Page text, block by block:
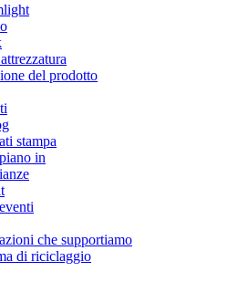
del prodotto
stampa
in
che supportiamo
di riciclaggio